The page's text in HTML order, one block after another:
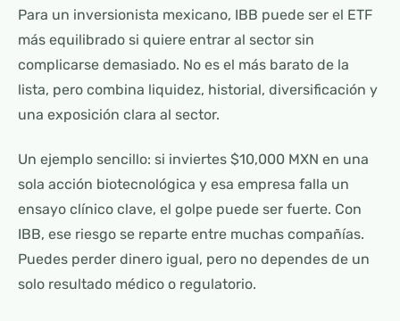
Para un inversionista mexicano, IBB puede ser el ETF
más equilibrado si quiere entrar al sector sin
complicarse demasiado. No es el más barato de la
lista, pero combina liquidez, historial, diversificación y
una exposición clara al sector.
Un ejemplo sencillo: si inviertes $10,000 MXN en una
sola acción biotecnológica y esa empresa falla un
ensayo clínico clave, el golpe puede ser fuerte. Con
IBB, ese riesgo se reparte entre muchas compañías.
Puedes perder dinero igual, pero no dependes de un
solo resultado médico o regulatorio.